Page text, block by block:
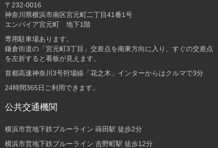
〒232-0016
神奈川県横浜市南区宮元町二丁目41番1号
エンパイア宮元町 地下1階
専用駐車場あります。
鎌倉街道の「宮元町3丁目」交差点を南東方向に入り、すぐの交差点
を左折すると看板が見えます。
首都高速神奈川3号狩場線「花之木」インターからはクルマで3分
24時間365日ご利用できます。
公共交通機関
横浜市営地下鉄ブルーライン 蒔田駅 徒歩2分
横浜市営地下鉄ブルーライン 吉野町駅 徒歩12分